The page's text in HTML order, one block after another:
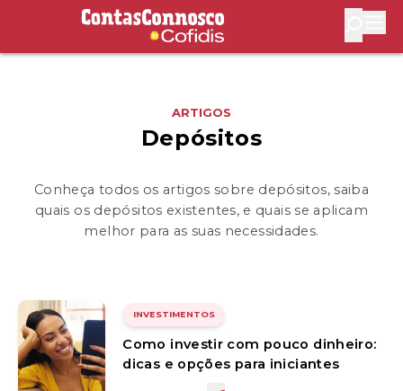
Contas Connosco by Cofidis
ARTIGOS
Depósitos
Conheça todos os artigos sobre depósitos, saiba
quais os depósitos existentes, e quais se aplicam
melhor para as suas necessidades.
INVESTIMENTOS
Como investir com pouco dinheiro:
dicas e opções para iniciantes